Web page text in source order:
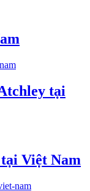
tại
Việt Nam